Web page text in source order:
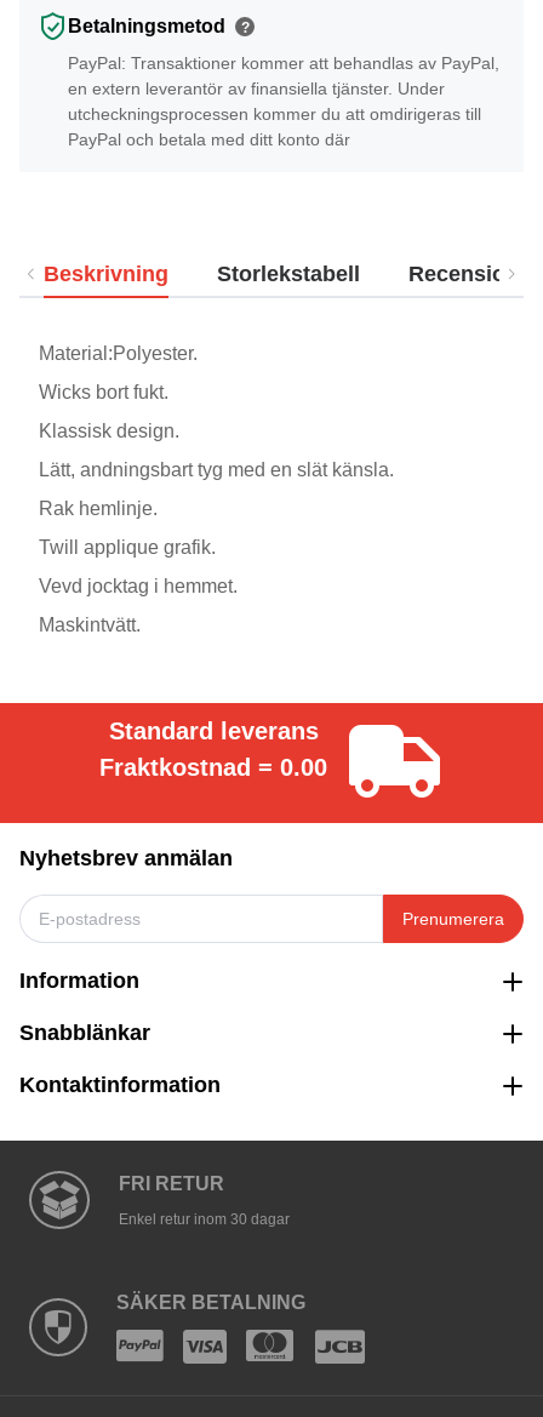
Betalningsmetod ?
PayPal: Transaktioner kommer att behandlas av PayPal,
en extern leverantör av finansiella tjänster. Under
utcheckningsprocessen kommer du att omdirigeras till
PayPal och betala med ditt konto där
Beskrivning Storlekstabell Recensioner
Material:Polyester.
Wicks bort fukt.
Klassisk design.
Lätt, andningsbart tyg med en slät känsla.
Rak hemlinje.
Twill applique grafik.
Vevd jocktag i hemmet.
Maskintvätt.
Standard leverans
Fraktkostnad = 0.00
Nyhetsbrev anmälan
Prenumerera
Information
Snabblänkar
Kontaktinformation
FRI RETUR
Enkel retur inom 30 dagar
SÄKER BETALNING